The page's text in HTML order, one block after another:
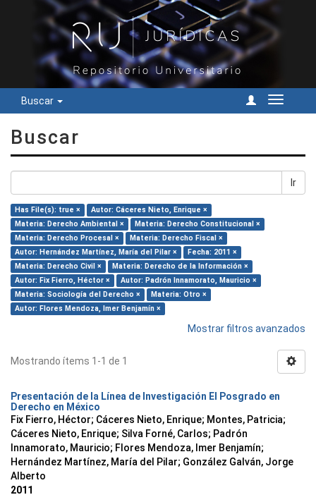
Buscar
Cambiar
Buscar
Ir
Has File(s): true ×
Autor: Cáceres Nieto, Enrique ×
Materia: Derecho Ambiental ×
Materia: Derecho Constitucional ×
Materia: Derecho Procesal ×
Materia: Derecho Fiscal ×
Autor: Hernández Martínez, María del Pilar ×
Fecha: 2011 ×
Materia: Derecho Civil ×
Materia: Derecho de la Información ×
Autor: Fix Fierro, Héctor ×
Autor: Padrón Innamorato, Mauricio ×
Materia: Sociología del Derecho ×
Materia: Otro ×
Autor: Flores Mendoza, Imer Benjamín ×
Mostrar filtros avanzados
Mostrando ítems 1-1 de 1
Presentación de la Línea de Investigación El Posgrado en
Derecho en México
Fix Fierro, Héctor; Cáceres Nieto, Enrique; Montes, Patricia;
Cáceres Nieto, Enrique; Silva Forné, Carlos; Padrón
Innamorato, Mauricio; Flores Mendoza, Imer Benjamín;
Hernández Martínez, María del Pilar; González Galván, Jorge
Alberto
2011